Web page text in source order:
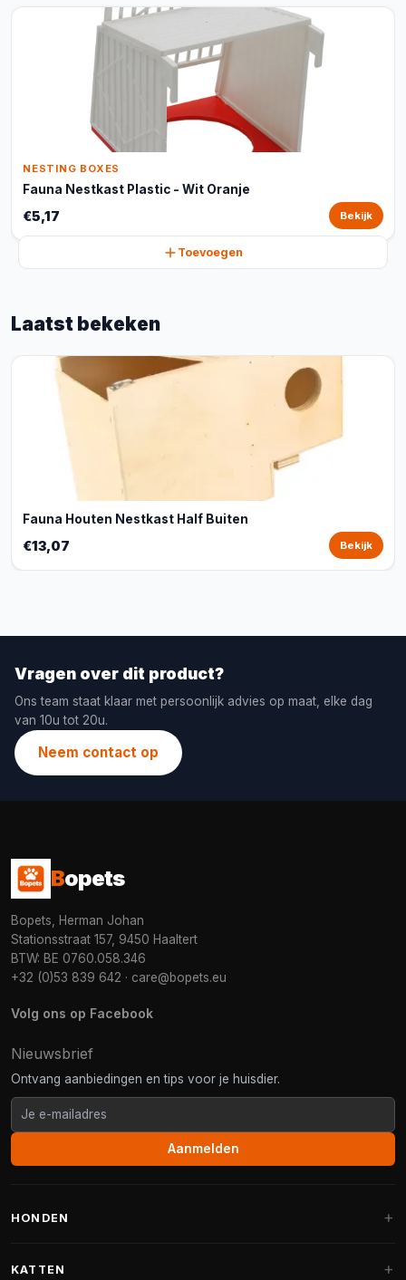
NESTING BOXES
Fauna Nestkast Plastic - Wit Oranje
€5,17 Bekijk
Toevoegen
Laatst bekeken
Fauna Houten Nestkast Half Buiten
€13,07 Bekijk
Vragen over dit product?
Ons team staat klaar met persoonlijk advies op maat, elke dag
van 10u tot 20u.
Neem contact op
Bopets
Bopets, Herman Johan
Stationsstraat 157, 9450 Haaltert
BTW: BE 0760.058.346
+32 (0)53 839 642 · care@bopets.eu
Volg ons op Facebook
Nieuwsbrief
Ontvang aanbiedingen en tips voor je huisdier.
Aanmelden
HONDEN
KATTEN